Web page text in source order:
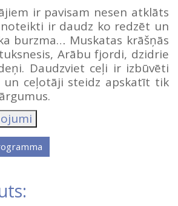
ir pavisam nesen atklāts
ir daudz ko redzēt un
burzma… Muskatas krāšņās
Arābu fjordi, dzidrie
Daudzviet ceļi ir izbūvēti
un ceļotāji steidz apskatīt tik